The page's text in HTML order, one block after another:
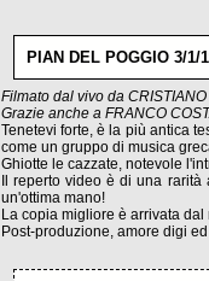
PIAN DEL POGGIO 3/1/
Filmato dal vivo da
Grazie anche a FRANCO
Tenetevi forte, è la più antica
come un gruppo di musica
Ghiotte le cazzate, notevole
Il reperto video è di una
un'ottima mano!
La copia migliore è arrivata
Post-produzione, amore digi